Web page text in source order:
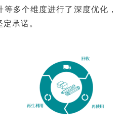
多个维度进行了深度优化，
定承诺。